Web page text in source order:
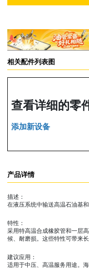
相关配件列表图
查看详细的零
添加新设备
产品详情
描述：
在液压系统中输送高温石油基
特性：
采用特高温合成橡胶管和一层
候、耐磨损。这些特性可带来
建议应用：
适用于中压、高温服务用途。